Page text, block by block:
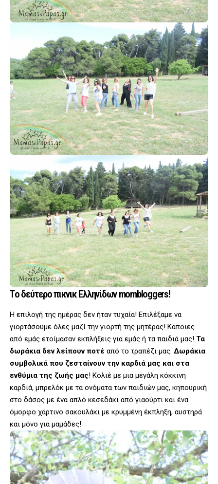
Tο δεύτερο πικνικ Ελληνίδων mombloggers!
Η επιλογή της ημέρας δεν ήταν τυχαία! Επιλέξαμε να
γιορτάσουμε όλες μαζί την γιορτή της μητέρας! Κάποιες
από εμάς ετοίμασαν εκπλήξεις για εμάς ή τα παιδιά μας! Τα
δωράκια δεν λείπουν ποτέ από το τραπέζι μας. Δωράκια
συμβολικά που ζεσταίνουν την καρδιά μας και στα
ενθύμια της ζωής μας! Κολιέ με μια μεγάλη κόκκινη
καρδιά, μπρελόκ με τα ονόματα των παιδιών μας, κηπουρική
στο δάσος με ένα απλό κεσεδάκι από γιαούρτι και ένα
όμορφο χάρτινο σακουλάκι με κρυμμένη έκπληξη, αυστηρά
και μόνο για μαμάδες!